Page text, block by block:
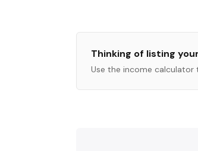
Thinking of listing your
Use the income calculator